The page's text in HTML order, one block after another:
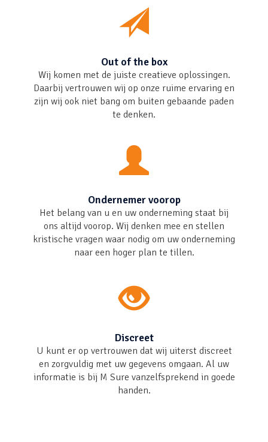
Out of the box
Wij komen met de juiste creatieve oplossingen.
Daarbij vertrouwen wij op onze ruime ervaring en
zijn wij ook niet bang om buiten gebaande paden
te denken.
Ondernemer voorop
Het belang van u en uw onderneming staat bij
ons altijd voorop. Wij denken mee en stellen
kristische vragen waar nodig om uw onderneming
naar een hoger plan te tillen.
Discreet
U kunt er op vertrouwen dat wij uiterst discreet
en zorgvuldig met uw gegevens omgaan. Al uw
informatie is bij M Sure vanzelfsprekend in goede
handen.